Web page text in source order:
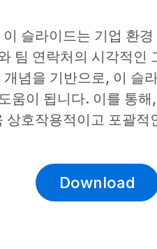
슬라이드는 기업 환
팀 연락처의 시각적
념을 기반으로, 이 슬
움이 됩니다. 이를 통
상호작용적이고 포괄
Download